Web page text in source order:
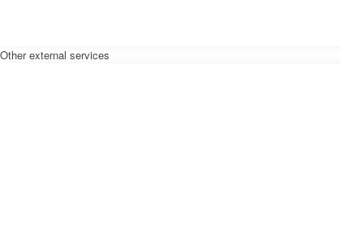
Other external services